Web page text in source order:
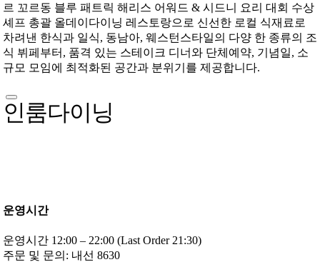
르 꼬르동 블루 패트릭 해리스 어워드 & 시드니 요리 대회 수상
셰프 총괄 올데이다이닝 레스토랑으로 신선한 로컬 식재료로
차려낸 한식과 일식, 동남아, 웨스턴스타일의 다양 한 종류의 조
식 뷔페부터, 품격 있는 스테이크 디너와 단체예약, 기념일, 소
규모 모임에 최적화된 공간과 분위기를 제공합니다.
인룸다이닝
운영시간
운영시간 12:00 – 22:00 (Last Order 21:30)
주문 및 문의: 내선 8630